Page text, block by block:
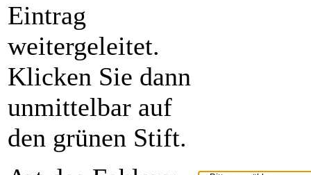
Eintrag
weitergeleitet.
Klicken Sie dann
unmittelbar auf
den grünen Stift.